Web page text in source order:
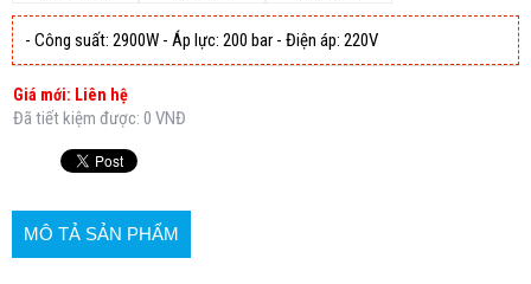
- Công suất: 2900W - Áp lực: 200 bar - Điện áp: 220V
Giá mới: Liên hệ
Đã tiết kiệm được: 0 VNĐ
MÔ TẢ SẢN PHẨM